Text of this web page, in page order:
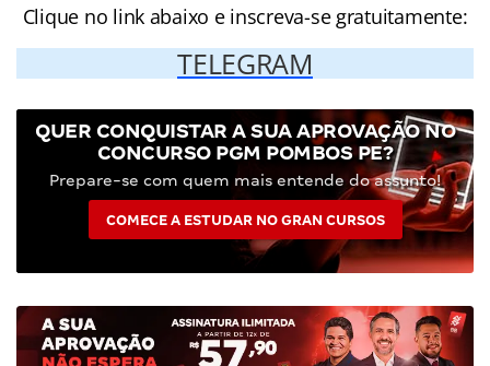
Clique no link abaixo e inscreva-se gratuitamente:
TELEGRAM
QUER CONQUISTAR A SUA APROVAÇÃO NO
CONCURSO PGM POMBOS PE?
Prepare-se com quem mais entende do assunto!
COMECE A ESTUDAR NO GRAN CURSOS